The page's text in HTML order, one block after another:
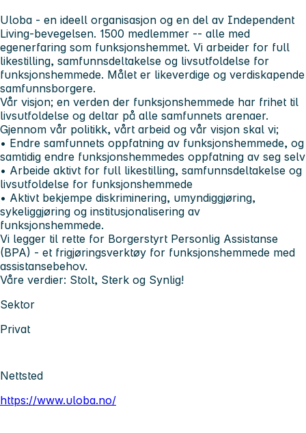
Uloba - en ideell organisasjon og en del av Independent
Living-bevegelsen. 1500 medlemmer -- alle med
egenerfaring som funksjonshemmet. Vi arbeider for full
likestilling, samfunnsdeltakelse og livsutfoldelse for
funksjonshemmede. Målet er likeverdige og verdiskapende
samfunnsborgere.
Vår visjon; en verden der funksjonshemmede har frihet til
livsutfoldelse og deltar på alle samfunnets arenaer.
Gjennom vår politikk, vårt arbeid og vår visjon skal vi;
• Endre samfunnets oppfatning av funksjonshemmede, og
samtidig endre funksjonshemmedes oppfatning av seg selv
• Arbeide aktivt for full likestilling, samfunnsdeltakelse og
livsutfoldelse for funksjonshemmede
• Aktivt bekjempe diskriminering, umyndiggjøring,
sykeliggjøring og institusjonalisering av
funksjonshemmede.
Vi legger til rette for Borgerstyrt Personlig Assistanse
(BPA) - et frigjøringsverktøy for funksjonshemmede med
assistansebehov.
Våre verdier: Stolt, Sterk og Synlig!
Sektor
Privat
Nettsted
https://www.uloba.no/